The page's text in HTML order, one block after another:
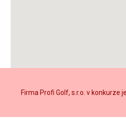
Firma Profi Golf, s.r.o. v konkurze